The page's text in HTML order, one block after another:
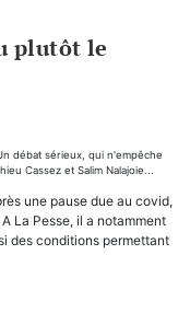
plutôt le
débat sérieux, qui n'empêche
Cassez et Salim Nalajoie...
une pause due au covid,
La Pesse, il a notamment
des conditions permettant